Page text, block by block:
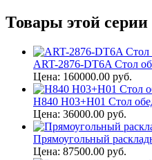
Товары этой серии
ART-2876-DT6A Стол
Цена: 160000.00 руб.
H840 H03+H01 Стол
Цена: 36000.00 руб.
Прямоугольный
Цена: 87500.00 руб.